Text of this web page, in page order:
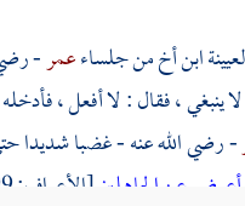
لعيينةابن أخ من جلساءعمر-
ينبغي ، فقال : لا أفعل ،
- رضي الله عنه - غضبا شديدا حتى
عن الجاهلين [الأعراف: 199] وإن هذا من الجاهلين . قال : فخلى عنه